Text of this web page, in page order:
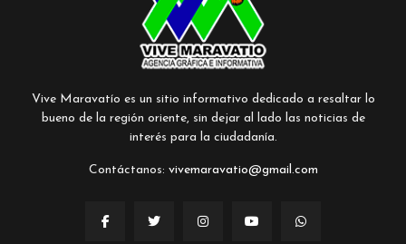
Vive Maravatío es un sitio informativo dedicado a resaltar lo
bueno de la región oriente, sin dejar al lado las noticias de
interés para la ciudadanía.
Contáctanos: vivemaravatio@gmail.com